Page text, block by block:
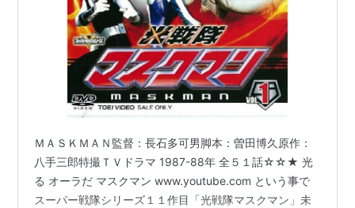
地奇地奇獣アナグマスの声：神山卓三
エネルギー獣オケランパの声：篠田薫
ナレーター：武田広
スーツアクター
ブラックマスク：的場耕二
ブルーマスク：喜多川務
イエローマスク：赤田昌人
ＭＡＳＫＭＡＮ監督：長石多可男脚本：曽田博久原作：
八手三郎特撮ＴＶドラマ 1987-88年 全５１話☆☆★ 光
る オーラだ マスクマン www.youtube.com という事で
スーパー戦隊シリーズ１１作目「光戦隊マスクマン」未